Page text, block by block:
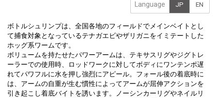
Language JP EN
ボトルシュリンプは、全国各地のフィールドでメインベイトとし
て捕食対象となっているテナガエビやザリガニをイミテートした
ホッグ系ワームです。
ボリュームを持たせたパワーアームは、テキサスリグやジグトレ
ーラーでの使用時、ロッドワークに対してボディにワンテンポ遅
れてパワフルに水を押し強烈にアピール。フォール後の着底時に
は、アームの自重が生む慣性によってアームが屈伸アクションを
引き起こし着底バイトを誘います。ノーシンカーリグやネイルリ